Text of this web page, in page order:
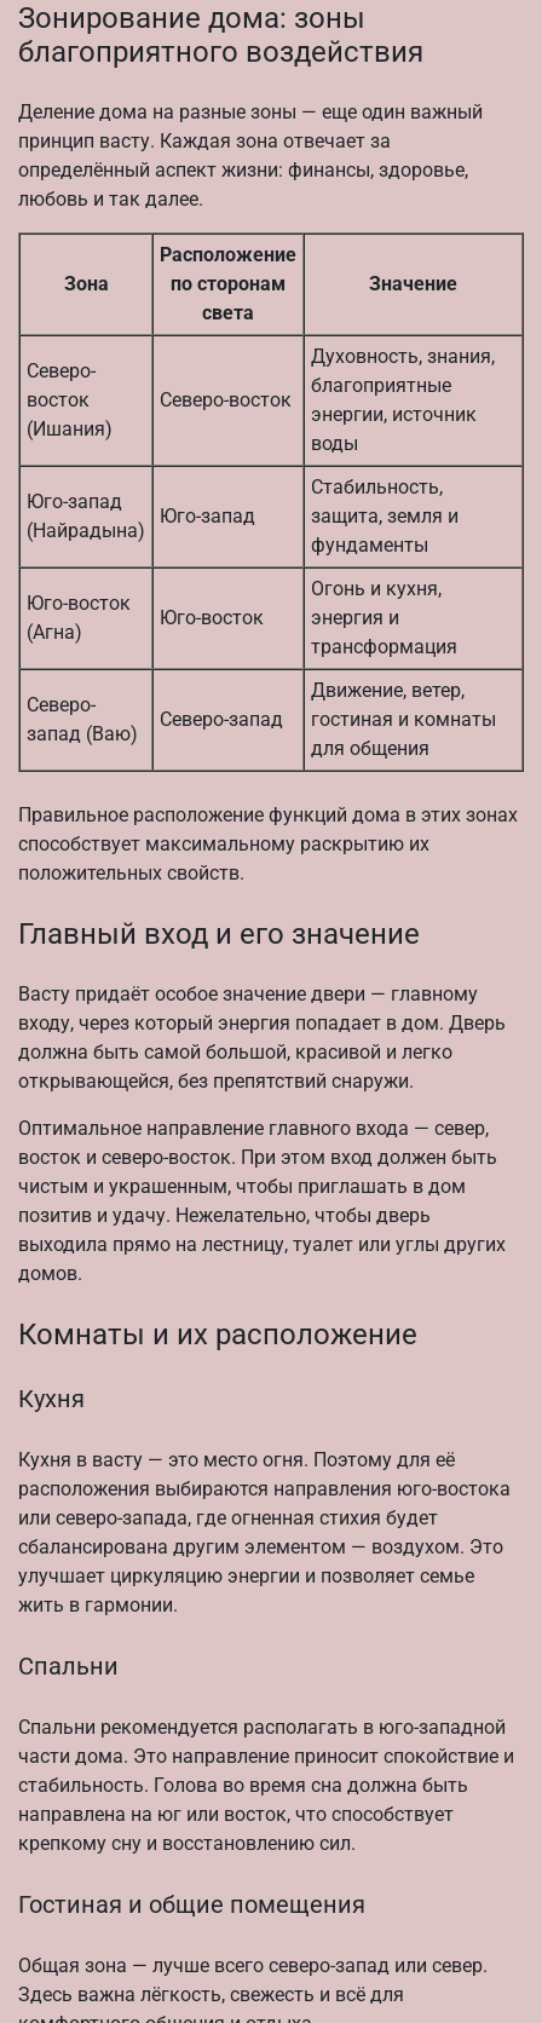
Зонирование дома: зоны
благоприятного воздействия
Деление дома на разные зоны — еще один важный
принцип васту. Каждая зона отвечает за
определённый аспект жизни: финансы, здоровье,
любовь и так далее.
Зона
Расположение
по сторонам
света
Значение
Северо-
восток
(Ишания)
Северо-восток
Духовность, знания,
благоприятные
энергии, источник
воды
Юго-запад
(Найрадына)
Юго-запад
Стабильность,
защита, земля и
фундаменты
Юго-восток
(Агна)
Юго-восток
Огонь и кухня,
энергия и
трансформация
Северо-
запад (Ваю)
Северо-запад
Движение, ветер,
гостиная и комнаты
для общения
Правильное расположение функций дома в этих зонах
способствует максимальному раскрытию их
положительных свойств.
Главный вход и его значение
Васту придаёт особое значение двери — главному
входу, через который энергия попадает в дом. Дверь
должна быть самой большой, красивой и легко
открывающейся, без препятствий снаружи.
Оптимальное направление главного входа — север,
восток и северо-восток. При этом вход должен быть
чистым и украшенным, чтобы приглашать в дом
позитив и удачу. Нежелательно, чтобы дверь
выходила прямо на лестницу, туалет или углы других
домов.
Комнаты и их расположение
Кухня
Кухня в васту — это место огня. Поэтому для её
расположения выбираются направления юго-востока
или северо-запада, где огненная стихия будет
сбалансирована другим элементом — воздухом. Это
улучшает циркуляцию энергии и позволяет семье
жить в гармонии.
Спальни
Спальни рекомендуется располагать в юго-западной
части дома. Это направление приносит спокойствие и
стабильность. Голова во время сна должна быть
направлена на юг или восток, что способствует
крепкому сну и восстановлению сил.
Гостиная и общие помещения
Общая зона — лучше всего северо-запад или север.
Здесь важна лёгкость, свежесть и всё для